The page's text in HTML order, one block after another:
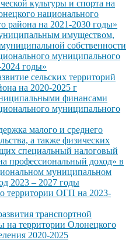
культуры и спорта на
национального
района на 2021-2030 годы»
имуществом,
собственности
муниципального
годы»
сельских территорий
на 2020-2025 г
финансами
муниципального
малого и среднего
а также физических
специальный налоговый
профессиональный доход» в
муниципальном
2023 – 2027 годы
территории ОГП на 2023-
транспортной
на территории Олонецкого
2020-2025